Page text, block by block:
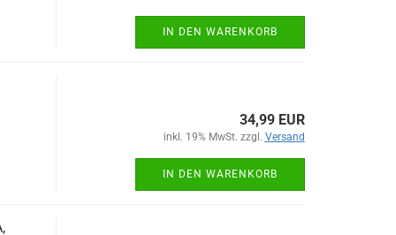
IN DEN WARENKORB
34,99 EUR
inkl. 19% MwSt. zzgl. Versand
IN DEN WARENKORB